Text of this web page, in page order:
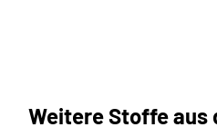
Weitere Stoffe